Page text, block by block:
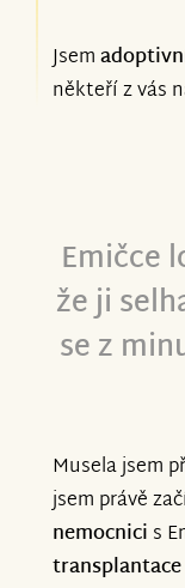
D R
Emička s
Jsem
někteří z vás
Emičce
že ji
se z
Musela jsem
jsem právě
nemocnici s